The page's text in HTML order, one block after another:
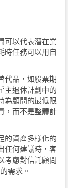
可以代表潛在業
時任務可以用自
代品，如股票期
主退休計劃中的
為顧問的最低限
，而不是整體計
的資產多樣化的
任何建議時，客
考慮對信託顧問
需求。